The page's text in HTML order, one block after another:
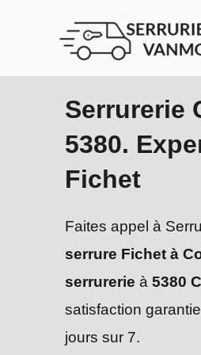
Serrurerie
5380.
Fichet
Faites appel à
serrure Fichet à
serrurerie à 5380
satisfaction
jours sur 7.